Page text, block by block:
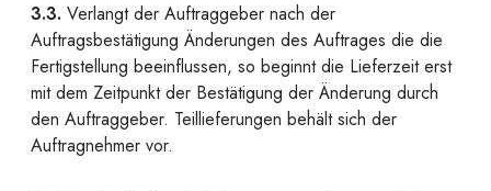
3.3. Verlangt der Auftraggeber nach der
Auftragsbestätigung Änderungen des Auftrages die die
Fertigstellung beeinflussen, so beginnt die Lieferzeit erst
mit dem Zeitpunkt der Bestätigung der Änderung durch
den Auftraggeber. Teillieferungen behält sich der
Auftragnehmer vor.